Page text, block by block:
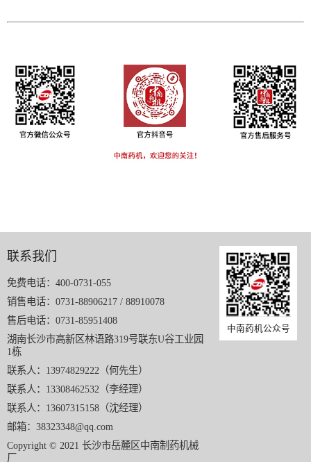
联系我们
免费电话：400-0731-055
销售电话：0731-88906217 / 88910078
售后电话：0731-85951408
湖南长沙市高新区林语路319号联东U谷工业园
1栋
联系人：13974829222（何先生）
联系人：13308462532（李经理）
联系人：13607315158（沈经理）
邮箱：38323348@qq.com
Copyright © 2021 长沙市岳麓区中南制药机械
厂
中南药机公众号